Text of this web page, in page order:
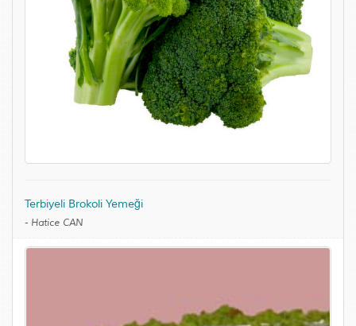
Terbiyeli Brokoli Yemeği
- Hatice CAN